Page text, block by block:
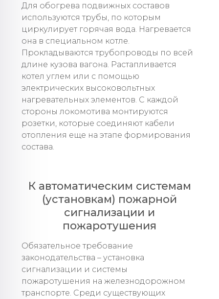
Для обогрева подвижных составов
используются трубы, по которым
циркулирует горячая вода. Нагревается
она в специальном котле.
Прокладываются трубопроводы по всей
длине кузова вагона. Растапливается
котел углем или с помощью
электрических высоковольтных
нагревательных элементов. С каждой
стороны локомотива монтируются
розетки, которые соединяют кабели
отопления еще на этапе формирования
состава.
К автоматическим системам
(установкам) пожарной
сигнализации и
пожаротушения
Обязательное требование
законодательства – установка
сигнализации и системы
пожаротушения на железнодорожном
транспорте. Среди существующих